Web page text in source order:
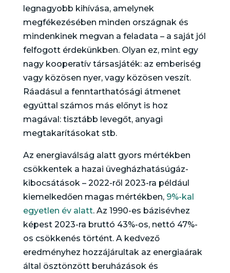
legnagyobb kihívása, amelynek
megfékezésében minden országnak és
mindenkinek megvan a feladata – a saját jól
felfogott érdekünkben. Olyan ez, mint egy
nagy kooperatív társasjáték: az emberiség
vagy közösen nyer, vagy közösen veszít.
Ráadásul a fenntarthatósági átmenet
egyúttal számos más előnyt is hoz
magával: tisztább levegőt, anyagi
megtakarításokat stb.
Az energiaválság alatt gyors mértékben
csökkentek a hazai üvegházhatásúgáz-
kibocsátások – 2022-ről 2023-ra például
kiemelkedően magas mértékben, 9%-kal
egyetlen év alatt. Az 1990-es bázisévhez
képest 2023-ra bruttó 43%-os, nettó 47%-
os csökkenés történt. A kedvező
eredményhez hozzájárultak az energiaárak
által ösztönzött beruházások és